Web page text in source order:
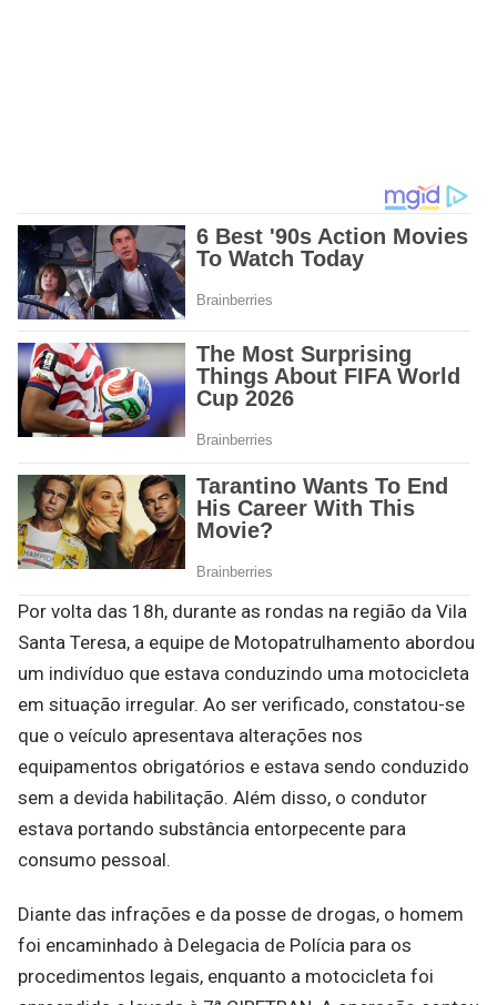
Por volta das 18h, durante as rondas na região da Vila
Santa Teresa, a equipe de Motopatrulhamento abordou
um indivíduo que estava conduzindo uma motocicleta
em situação irregular. Ao ser verificado, constatou-se
que o veículo apresentava alterações nos
equipamentos obrigatórios e estava sendo conduzido
sem a devida habilitação. Além disso, o condutor
estava portando substância entorpecente para
consumo pessoal.
Diante das infrações e da posse de drogas, o homem
foi encaminhado à Delegacia de Polícia para os
procedimentos legais, enquanto a motocicleta foi